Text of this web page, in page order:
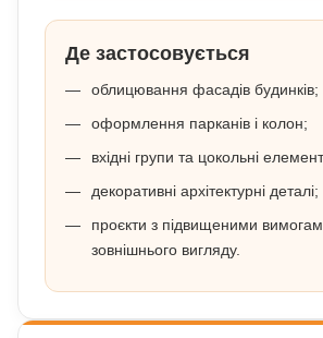
Де застосовується
облицювання фасадів будинків;
оформлення парканів і колон;
вхідні групи та цокольні
декоративні архітектурні деталі;
проєкти з підвищеними
зовнішнього вигляду.